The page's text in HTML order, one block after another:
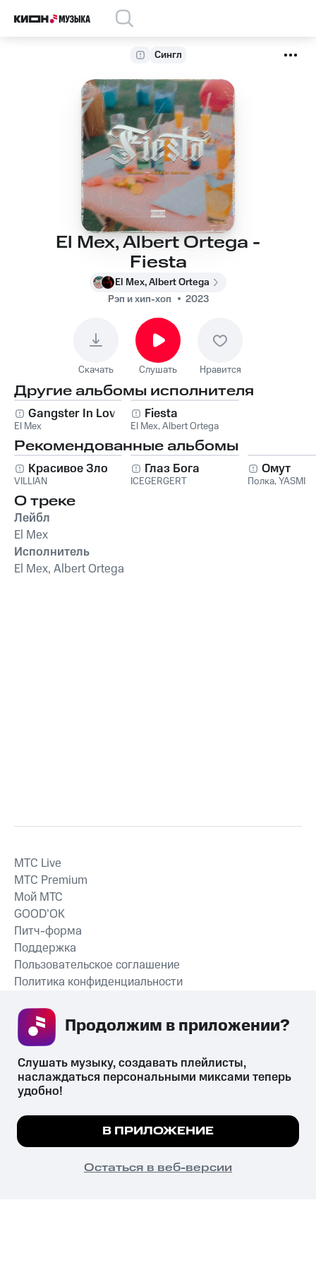
Сингл
El Mex, Albert Ortega -
Fiesta
El Mex, Albert Ortega
Рэп и хип-хоп
2023
Скачать Слушать Нравится
Другие альбомы исполнителя
Gangster In Love
El Mex
Fiesta
El Mex,Albert Ortega
Рекомендованные альбомы
Красивое Зло
VILLIAN
Глаз Бога
ICEGERGERT
Омут
Полка,YASMI
О треке
Лейбл
El Mex
Исполнитель
El Mex, Albert Ortega
СКАЧАТЬ ПРИЛОЖЕНИЕ
MTС Live
MTС Premium
Мой МТС
GOOD’OK
Питч-форма
Поддержка
Пользовательское соглашение
Политика конфиденциальности
психотропных веществ, их аналогов причиняет вред здоровью,
их незаконный оборот запрещён и влечёт установленную
законодательством ответственность.
© 2026 ООО «КИОН».
Все права защищены
Мы используем куки, чтобы на сайте все
Подробнее
ПОНЯТНО
Слушать музыку, создавать плейлисты,
наслаждаться персональными миксами теперь
удобно!
В ПРИЛОЖЕНИЕ
Остаться в веб-версии